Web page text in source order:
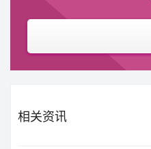
相关资讯